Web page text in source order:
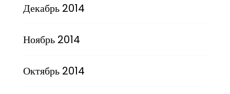
Декабрь 2014
Ноябрь 2014
Октябрь 2014